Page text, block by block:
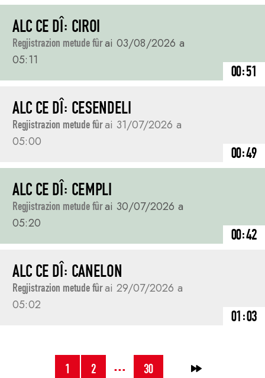
ALC CE DÎ: CIROI
Regjistrazion metude fûrai 03/08/2026 a
05:11
00:51
ALC CE DÎ: CESENDELI
Regjistrazion metude fûrai 31/07/2026 a
05:00
00:49
ALC CE DÎ: CEMPLI
Regjistrazion metude fûrai 30/07/2026 a
05:20
00:42
ALC CE DÎ: CANELON
Regjistrazion metude fûrai 29/07/2026 a
05:02
01:03
NAVIGAZION
1 2 … 30 →